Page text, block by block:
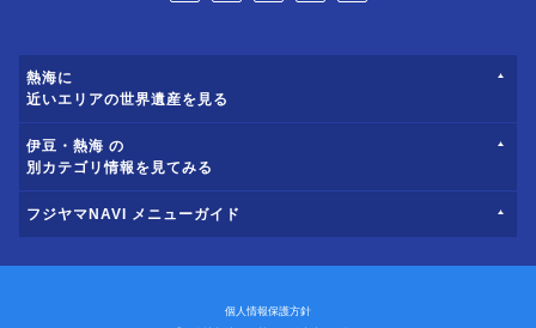
熱海に
近いエリアの世界遺産を見る
伊豆・熱海 の
別カテゴリ情報を見てみる
フジヤマNAVI メニューガイド
個人情報保護方針